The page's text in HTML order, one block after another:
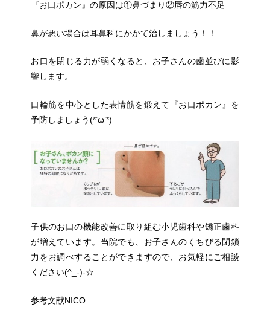
『お口ポカン』の原因は①鼻づまり②唇の筋力不足
鼻が悪い場合は耳鼻科にかかて治しましょう！！
お口を閉じる力が弱くなると、お子さんの歯並びに影
響します。
口輪筋を中心とした表情筋を鍛えて『お口ポカン』を
予防しましょう(*’ω’*)
子供のお口の機能改善に取り組む小児歯科や矯正歯科
が増えています。当院でも、お子さんのくちびる閉鎖
力をお調べすることができますので、お気軽にご相談
ください(^_-)-☆
参考文献NICO